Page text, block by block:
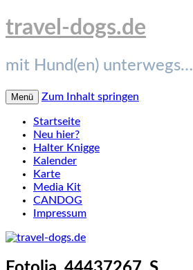
travel-dogs.de
mit Hund(en) unterwegs…
Menü Zum Inhalt springen
Startseite
Neu hier?
Halter Knigge
Kalender
Karte
Media Kit
CANDOG
Impressum